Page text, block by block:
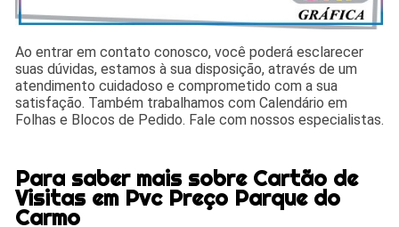
Ao entrar em contato conosco, você poderá esclarecer
suas dúvidas, estamos à sua disposição, através de um
atendimento cuidadoso e comprometido com a sua
satisfação. Também trabalhamos com Calendário em
Folhas e Blocos de Pedido. Fale com nossos especialistas.
Para saber mais sobre Cartão de
Visitas em Pvc Preço Parque do
Carmo